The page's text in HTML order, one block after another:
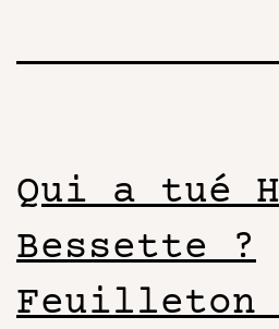
Qui a tué
Bessette ?
Feuilleton